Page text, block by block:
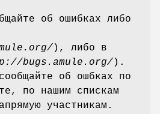
об ошибках либо
), либо в
bugs.amule.org/).
об ошбках по
по нашим спискам
участникам.